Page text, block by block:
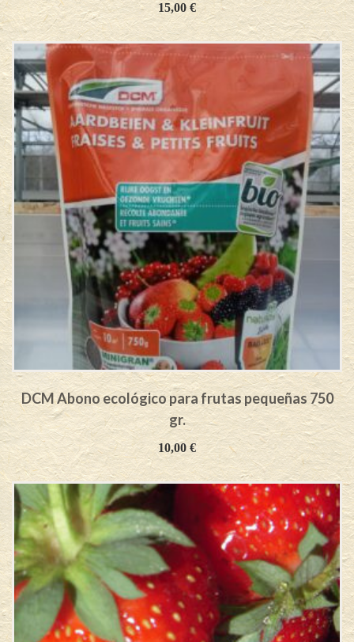
15,00€
DCM Abono ecológico para frutas pequeñas 750
gr.
10,00 €